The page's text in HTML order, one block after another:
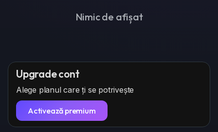
Nimic de afișat
Upgrade cont
Alege planul care ți se potrivește
Activează premium